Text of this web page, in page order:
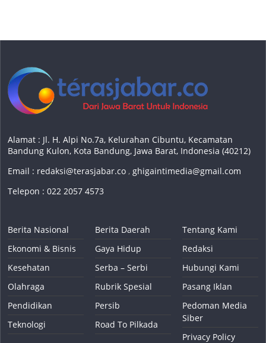
Alamat : Jl. H. Alpi No.7a, Kelurahan Cibuntu, Kecamatan
Bandung Kulon, Kota Bandung, Jawa Barat, Indonesia (40212)
Email : redaksi@terasjabar.co ,ghigaintimedia@gmail.com
Telepon : 022 2057 4573
Berita Nasional
Ekonomi & Bisnis
Kesehatan
Olahraga
Pendidikan
Teknologi
Berita Daerah
Gaya Hidup
Serba – Serbi
Rubrik Spesial
Persib
Road To Pilkada
Tentang Kami
Redaksi
Hubungi Kami
Pasang Iklan
Pedoman Media
Siber
Privacy Policy